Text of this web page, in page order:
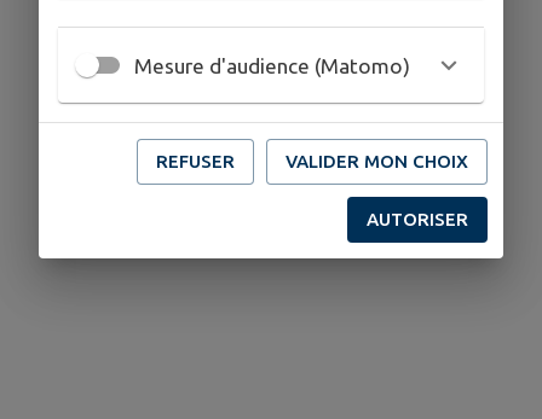
Mesure d'audience (Matomo)
REFUSER VALIDER MON CHOIX
AUTORISER